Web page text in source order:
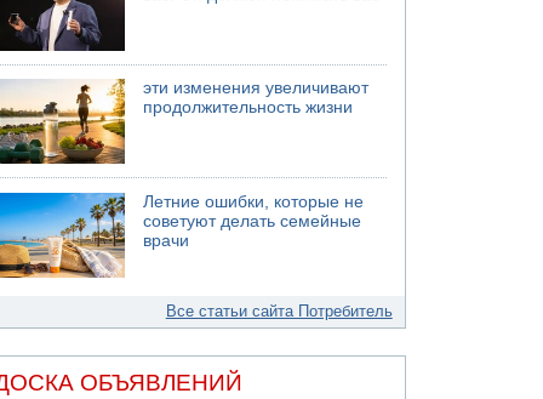
эти изменения увеличивают
продолжительность жизни
Летние ошибки, которые не
советуют делать семейные
врачи
Все статьи сайта Потребитель
ОБЪЯВЛЕНИЙ